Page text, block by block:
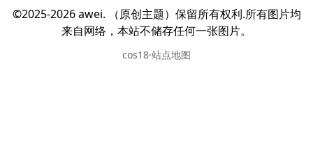
©2025-2026 awei. （原创主题）保留所有权利.所有图片均
来自网络，本站不储存任何一张图片。
cos18·站点地图